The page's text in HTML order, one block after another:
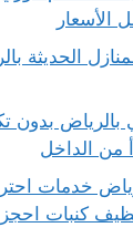
الأسعار
الحديثة
بالرياض بدون